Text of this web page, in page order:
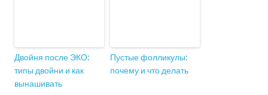
Двойня после ЭКО:
типы двойни и как
вынашивать
Пустые фолликулы:
почему и что делать